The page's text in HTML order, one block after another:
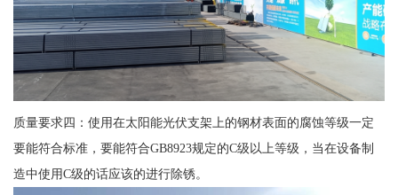
质量要求四：使用在太阳能光伏支架上的钢材表面的腐蚀等级一定
要能符合标准，要能符合GB8923规定的C级以上等级，当在设备制
造中使用C级的话应该的进行除锈。